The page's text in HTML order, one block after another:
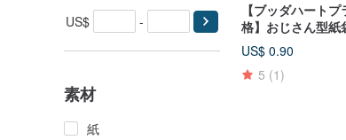
US$
-
素材
紙
【ブッダハート
格】おじさん型紙
収納可能）
US$ 0.90
5 (1)